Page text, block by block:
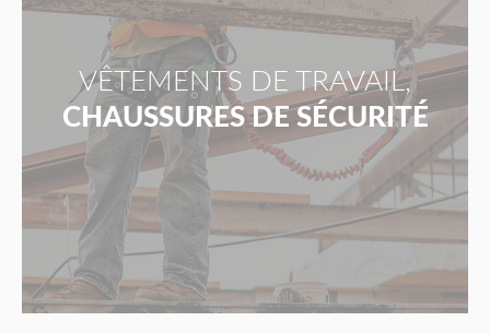
VÊTEMENTS DE TRAVAIL,
CHAUSSURES DE SÉCURITÉ